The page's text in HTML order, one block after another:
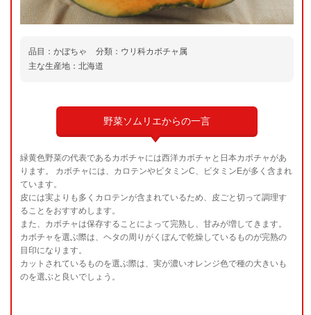
品目：かぼちゃ
分類：ウリ科カボチャ属
主な生産地：北海道
野菜ソムリエからの一言
緑黄色野菜の代表であるカボチャには西洋カボチャと日本カボチャがあ
ります。 カボチャには、カロテンやビタミンC、ビタミンEが多く含まれ
ています。
皮には実よりも多くカロテンが含まれているため、皮ごと切って調理す
ることをおすすめします。
また、カボチャは保存することによって完熟し、甘みが増してきます。
カボチャを選ぶ際は、ヘタの周りがくぼんで乾燥しているものが完熟の
目印になります。
カットされているものを選ぶ際は、実が濃いオレンジ色で種の大きいも
のを選ぶと良いでしょう。